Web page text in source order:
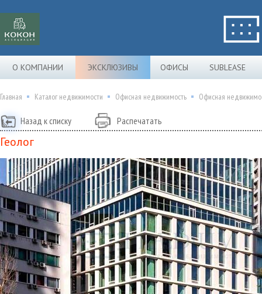
О КОМПАНИИ ЭКСКЛЮЗИВЫ ОФИСЫ SUBLEASE
Главная Каталог недвижимости Офисная недвижимость Офисная
Назад к списку Распечатать
Геолог